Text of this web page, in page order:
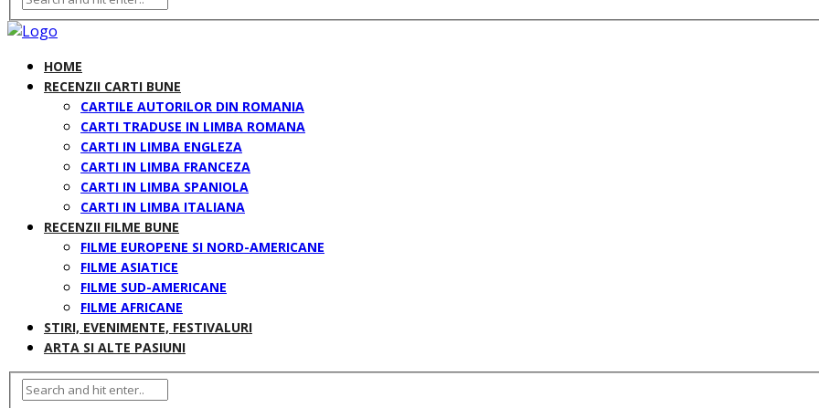
HOME
RECENZII CARTI BUNE
CARTILE AUTORILOR DIN ROMANIA
CARTI TRADUSE IN LIMBA ROMANA
CARTI IN LIMBA ENGLEZA
CARTI IN LIMBA FRANCEZA
CARTI IN LIMBA SPANIOLA
CARTI IN LIMBA ITALIANA
RECENZII FILME BUNE
FILME EUROPENE SI NORD-AMERICANE
FILME ASIATICE
FILME SUD-AMERICANE
FILME AFRICANE
STIRI, EVENIMENTE, FESTIVALURI
ARTA SI ALTE PASIUNI